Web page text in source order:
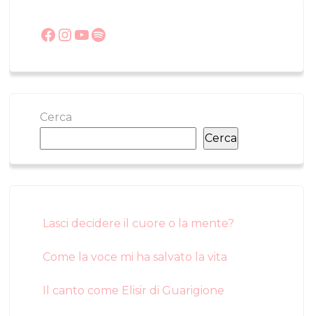
Facebook
Instagram
YouTube
Spotify
Cerca
Cerca
Lasci decidere il cuore o la mente?
Come la voce mi ha salvato la vita
Il canto come Elisir di Guarigione